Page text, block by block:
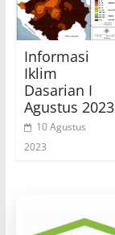
Informasi
Iklim
Dasarian I
Agustus 2023
10 Agustus
2023